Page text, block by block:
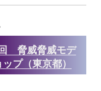
回 脅威脅威モデ
プ（東京都）